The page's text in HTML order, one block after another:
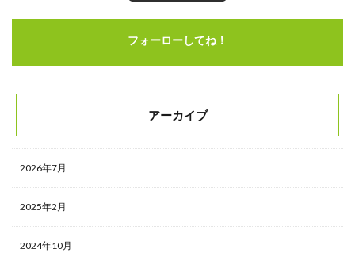
フォーローしてね！
アーカイブ
2026年7月
2025年2月
2024年10月